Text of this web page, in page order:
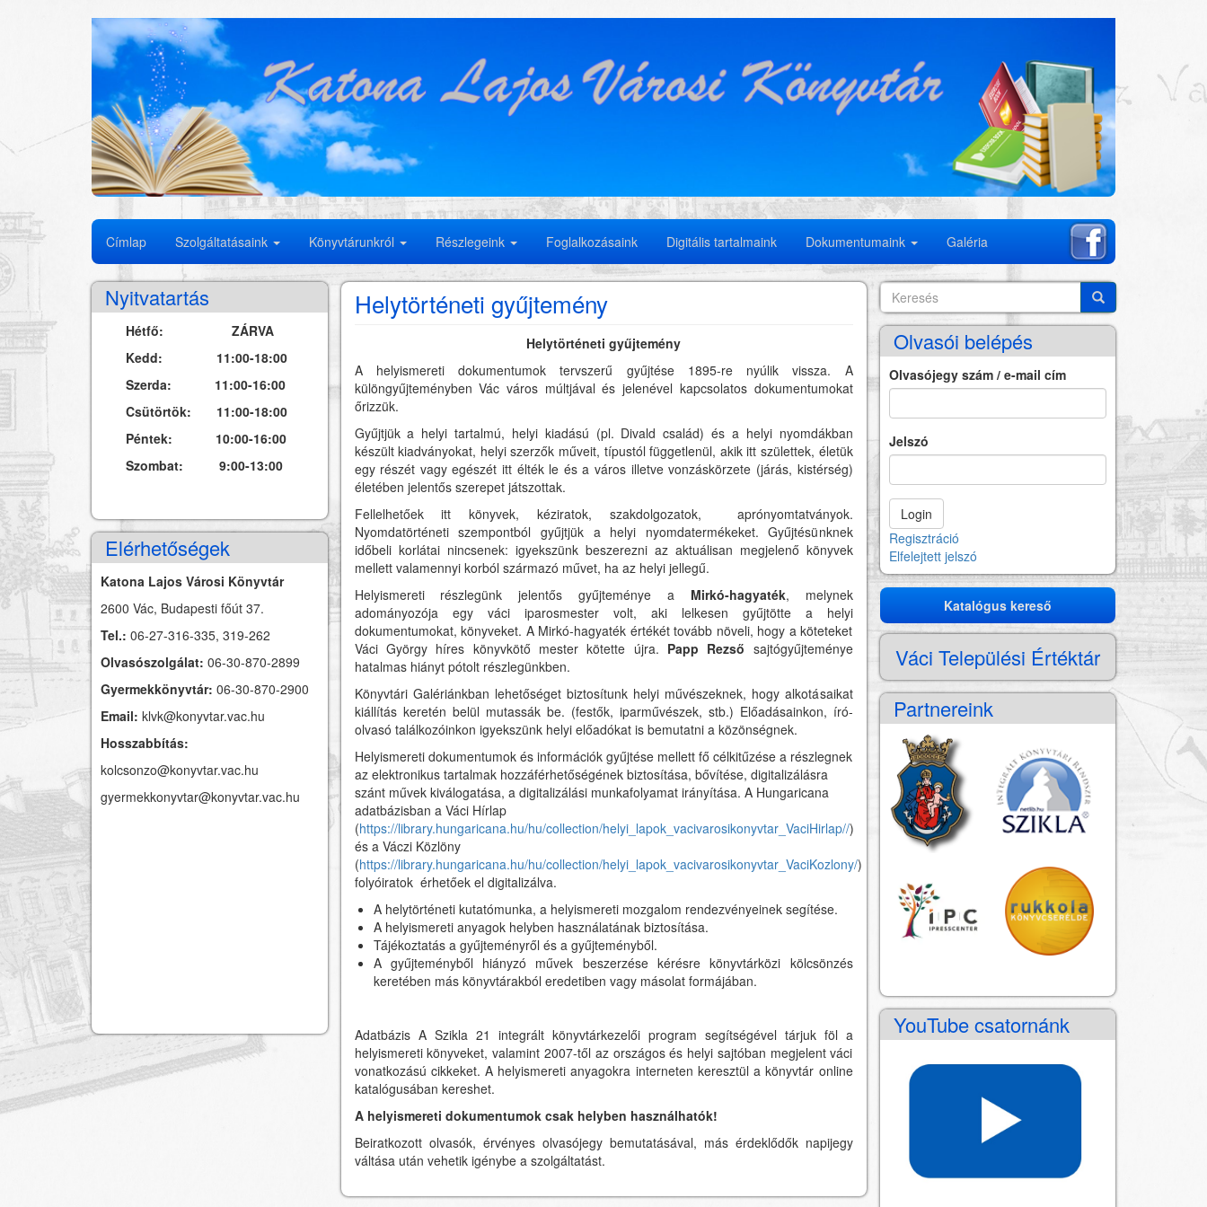
Fő
navigáció
Címlap Szolgáltatásaink Könyvtárunkról Részlegeink Foglalkozásaink Digitális tartalmaink Dokumentumaink Galéria
Nyitvatartás
Hétfő: ZÁRVA
Kedd: 11:00-18:00
Szerda: 11:00-16:00
Csütörtök: 11:00-18:00
Péntek: 10:00-16:00
Szombat: 9:00-13:00
Elérhetőségek
Katona Lajos Városi Könyvtár
2600 Vác, Budapesti főút 37.
Tel.: 06-27-316-335, 319-262
Olvasószolgálat: 06-30-870-2899
Gyermekkönyvtár: 06-30-870-2900
Email: klvk@konyvtar.vac.hu
Hosszabbítás:
kolcsonzo@konyvtar.vac.hu
gyermekkonyvtar@konyvtar.vac.hu
Helytörténeti gyűjtemény
Helytörténeti gyűjtemény
A helyismereti dokumentumok tervszerű gyűjtése 1895-re nyúlik vissza. A
különgyűjteményben Vác város múltjával és jelenével kapcsolatos dokumentumokat
őrizzük.
Gyűjtjük a helyi tartalmú, helyi kiadású (pl. Divald család) és a helyi nyomdákban
készült kiadványokat, helyi szerzők műveit, típustól függetlenül, akik itt születtek, életük
egy részét vagy egészét itt élték le és a város illetve vonzáskörzete (járás, kistérség)
életében jelentős szerepet játszottak.
Fellelhetőek itt könyvek, kéziratok, szakdolgozatok, aprónyomtatványok.
Nyomdatörténeti szempontból gyűjtjük a helyi nyomdatermékeket. Gyűjtésünknek
időbeli korlátai nincsenek: igyekszünk beszerezni az aktuálisan megjelenő könyvek
mellett valamennyi korból származó művet, ha az helyi jellegű.
Helyismereti részlegünk jelentős gyűjteménye a Mirkó-hagyaték, melynek
adományozója egy váci iparosmester volt, aki lelkesen gyűjtötte a helyi
dokumentumokat, könyveket. A Mirkó-hagyaték értékét tovább növeli, hogy a köteteket
Váci György híres könyvkötő mester kötette újra. Papp Rezső sajtógyűjteménye
hatalmas hiányt pótolt részlegünkben.
Könyvtári Galériánkban lehetőséget biztosítunk helyi művészeknek, hogy alkotásaikat
kiállítás keretén belül mutassák be. (festők, iparművészek, stb.) Előadásainkon, író-
olvasó találkozóinkon igyekszünk helyi előadókat is bemutatni a közönségnek.
Helyismereti dokumentumok és információk gyűjtése mellett fő célkitűzése a részlegnek
az elektronikus tartalmak hozzáférhetőségének biztosítása, bővítése, digitalizálásra
szánt művek kiválogatása, a digitalizálási munkafolyamat irányítása. A Hungaricana
adatbázisban a Váci Hírlap
(https://library.hungaricana.hu/hu/collection/helyi_lapok_vacivarosikonyvtar_VaciHirlap//)
és a Váczi Közlöny
(https://library.hungaricana.hu/hu/collection/helyi_lapok_vacivarosikonyvtar_VaciKozlony/)
folyóiratok érhetőek el digitalizálva.
A helytörténeti kutatómunka, a helyismereti mozgalom rendezvényeinek segítése.
A helyismereti anyagok helyben használatának biztosítása.
Tájékoztatás a gyűjteményről és a gyűjteményből.
A gyűjteményből hiányzó művek beszerzése kérésre könyvtárközi kölcsönzés
keretében más könyvtárakból eredetiben vagy másolat formájában.
Adatbázis A Szikla 21 integrált könyvtárkezelői program segítségével tárjuk föl a
helyismereti könyveket, valamint 2007-től az országos és helyi sajtóban megjelent váci
vonatkozású cikkeket. A helyismereti anyagokra interneten keresztül a könyvtár online
katalógusában kereshet.
A helyismereti dokumentumok csak helyben használhatók!
Beiratkozott olvasók, érvényes olvasójegy bemutatásával, más érdeklődők napijegy
váltása után vehetik igénybe a szolgáltatást.
Search
Keresés Keresés
Olvasói belépés
Olvasójegy szám / e-mail cím
Jelszó
Regisztráció
Elfelejtett jelszó
Katalógus
kereső
Katalógus kereső
Váci Települési Értéktár
Partnereink
YouTube csatornánk